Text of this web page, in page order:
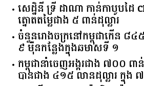
សេដ្ឋិនី ទ្រី ដាណា កាន់កាបូបដៃ
ត្នោតតម្លៃជាង ៥ ពាន់ដុល្លារ
ចំនួន​រោងចក្រ​នៅ​កម្ពុជា​កើន​ ​៨៤៥​
​៩​ ​ម៉ឺន​កន្លែង​ក្នុង​ឆមាស​ទី ​១​
កម្ពុជានាំចេញអង្ករជាង ៧០០
បានជាង ៤១៥ លានដុល្លារ ក្នុង